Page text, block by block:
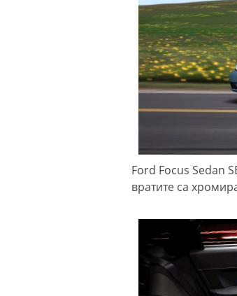
Ford Focus Sedan
вратите са